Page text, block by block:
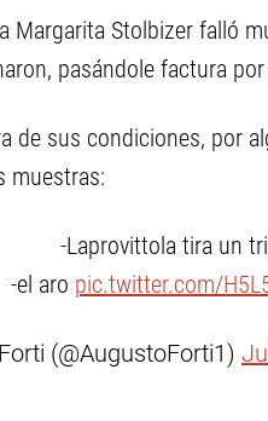
Margarita Stolbizer falló
pasándole factura
de sus condiciones, por
muestras:
-Laprovittola tira un
-el aro pic.twitter.com/
(@AugustoForti1)